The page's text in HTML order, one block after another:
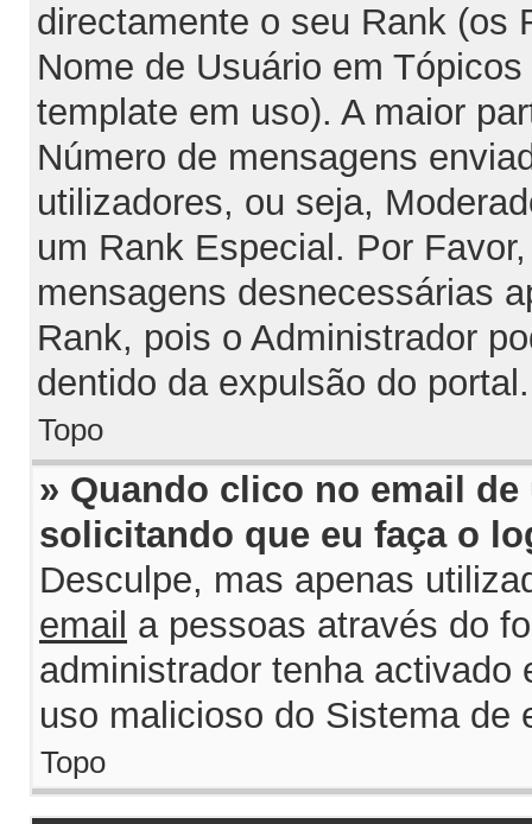
directamente o seu Rank (os
Nome de Usuário em
template em uso). A maior
Número de mensagens
utilizadores, ou seja,
um Rank Especial. Por
mensagens desnecessárias
Rank, pois o Administrador
dentido da expulsão do portal.
Topo
» Quando clico no email
solicitando que eu faça o
Desculpe, mas apenas
email a pessoas através do
administrador tenha
uso malicioso do Sistema de
Topo